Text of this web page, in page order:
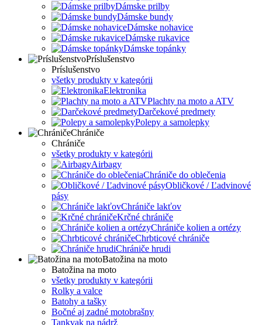
Dámske prilby
Dámske bundy
Dámske nohavice
Dámske rukavice
Dámske topánky
Príslušenstvo
Príslušenstvo
všetky produkty v kategórii
Elektronika
Plachty na moto a ATV
Darčekové predmety
Polepy a samolepky
Chrániče
Chrániče
všetky produkty v kategórii
Airbagy
Chrániče do oblečenia
Obličkové / Ľadvinové
pásy
Chrániče lakťov
Krčné chrániče
Chrániče kolien a ortézy
Chrbticové chrániče
Chrániče hrudi
Batožina na moto
Batožina na moto
všetky produkty v kategórii
Rolky a valce
Batohy a tašky
Bočné aj zadné motobrašny
Tankvak na nádrž